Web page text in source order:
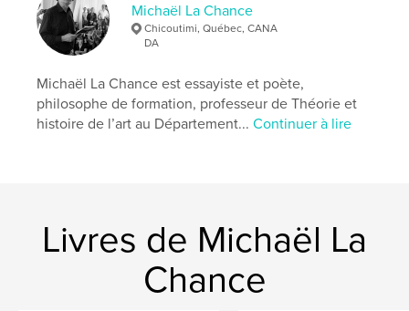
Michaël La Chance
Chicoutimi, Québec, CANA
DA
Michaël La Chance est essayiste et poète,
philosophe de formation, professeur de Théorie et
histoire de l’art au Département...Continuer à lire
Livres de Michaël La
Chance